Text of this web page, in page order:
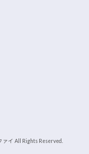
イ All Rights Reserved.